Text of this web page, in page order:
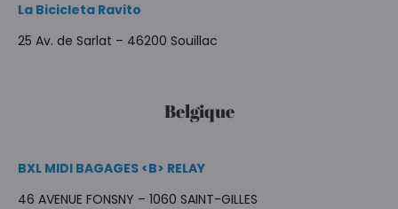
La Bicicleta Ravito
25 Av. de Sarlat – 46200 Souillac
Belgique
BXL MIDI BAGAGES <B> RELAY
46 AVENUE FONSNY – 1060 SAINT-GILLES